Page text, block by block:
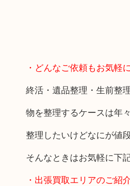
・どんなご依頼もお気軽
終活・遺品整理・生前整
物を整理するケースは年
整理したいけどなにが値
そんなときはお気軽に下
・出張買取エリアのご紹